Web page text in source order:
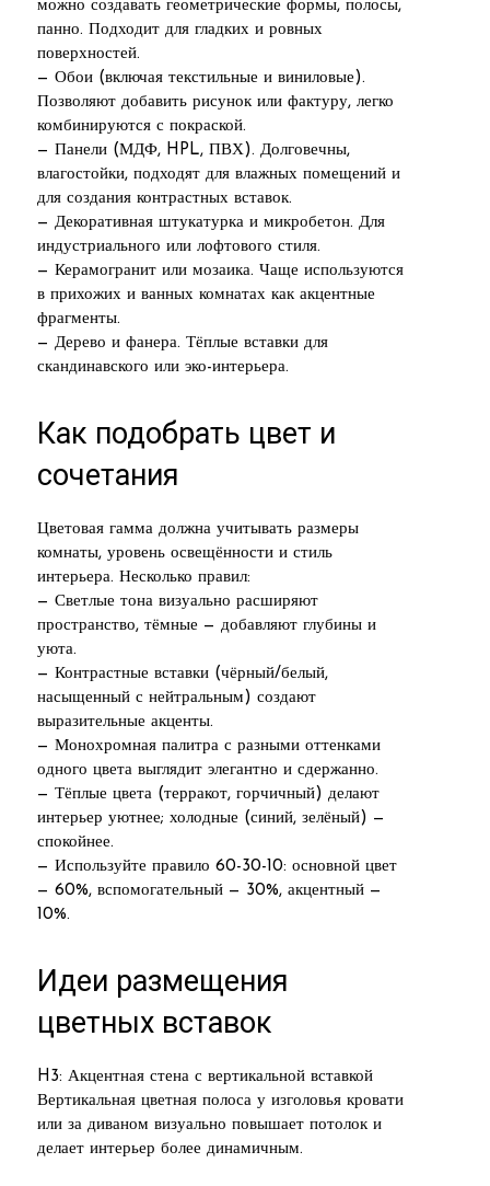
можно создавать геометрические формы, полосы,
панно. Подходит для гладких и ровных
поверхностей.
— Обои (включая текстильные и виниловые).
Позволяют добавить рисунок или фактуру, легко
комбинируются с покраской.
— Панели (МДФ, HPL, ПВХ). Долговечны,
влагостойки, подходят для влажных помещений и
для создания контрастных вставок.
— Декоративная штукатурка и микробетон. Для
индустриального или лофтового стиля.
— Керамогранит или мозаика. Чаще используются
в прихожих и ванных комнатах как акцентные
фрагменты.
— Дерево и фанера. Тёплые вставки для
скандинавского или эко-интерьера.
Как подобрать цвет и
сочетания
Цветовая гамма должна учитывать размеры
комнаты, уровень освещённости и стиль
интерьера. Несколько правил:
— Светлые тона визуально расширяют
пространство, тёмные — добавляют глубины и
уюта.
— Контрастные вставки (чёрный/белый,
насыщенный с нейтральным) создают
выразительные акценты.
— Монохромная палитра с разными оттенками
одного цвета выглядит элегантно и сдержанно.
— Тёплые цвета (терракот, горчичный) делают
интерьер уютнее; холодные (синий, зелёный) —
спокойнее.
— Используйте правило 60-30-10: основной цвет
— 60%, вспомогательный — 30%, акцентный —
10%.
Идеи размещения
цветных вставок
H3: Акцентная стена с вертикальной вставкой
Вертикальная цветная полоса у изголовья кровати
или за диваном визуально повышает потолок и
делает интерьер более динамичным.